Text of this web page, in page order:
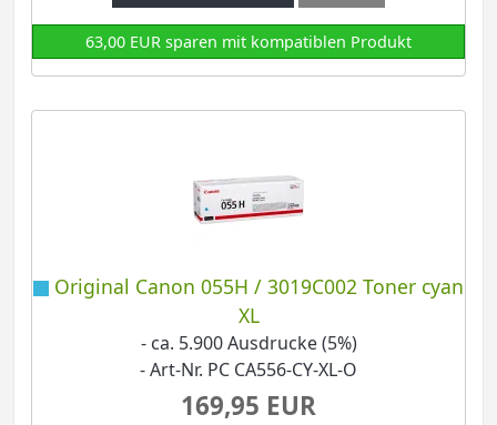
63,00 EUR sparen mit kompatiblen Produkt
Original Canon 055H / 3019C002 Toner cyan
XL
- ca. 5.900 Ausdrucke (5%)
- Art-Nr. PC CA556-CY-XL-O
169,95 EUR